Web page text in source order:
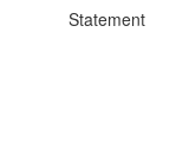
Statement